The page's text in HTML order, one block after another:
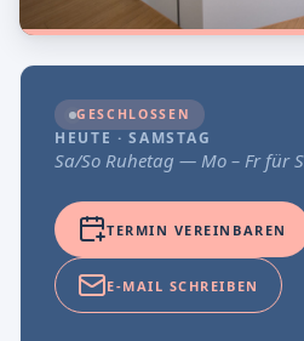
GESCHLOSSEN
HEUTE · SAMSTAG
Sa/So Ruhetag — Mo – Fr für
TERMIN VEREINBAREN
E-MAIL SCHREIBEN